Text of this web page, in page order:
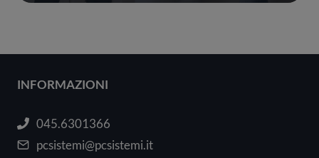
INFORMAZIONI
045.6301366
pcsistemi@pcsistemi.it